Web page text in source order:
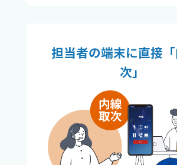
担当者の端末に直接
次」